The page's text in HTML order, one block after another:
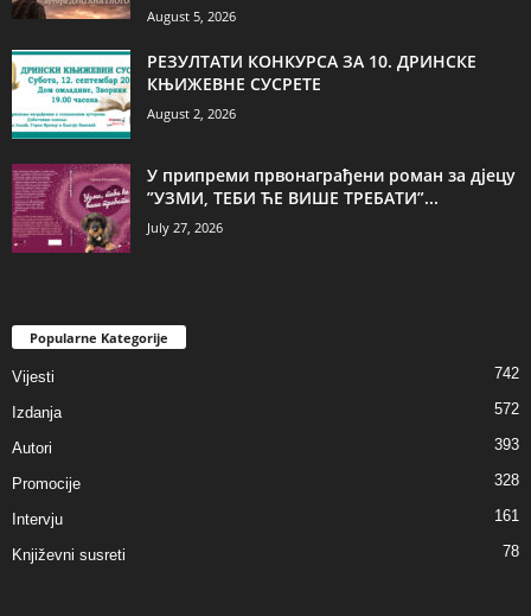
August 5, 2026
РЕЗУЛТАТИ КОНКУРСА ЗА 10. ДРИНСКЕ
КЊИЖЕВНЕ СУСРЕТЕ
August 2, 2026
У припреми првонаграђени роман за дјецу
”УЗМИ, ТЕБИ ЋЕ ВИШЕ ТРЕБАТИ”...
July 27, 2026
Popularne Kategorije
Vijesti 742
Izdanja 572
Autori 393
Promocije 328
Intervju 161
Književni susreti 78